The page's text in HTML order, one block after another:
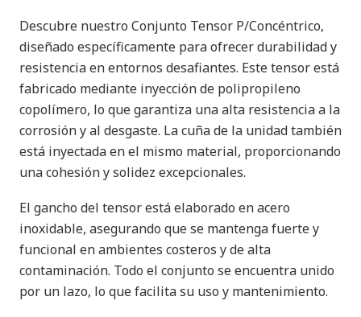
Descubre nuestro Conjunto Tensor P/Concéntrico,
diseñado específicamente para ofrecer durabilidad y
resistencia en entornos desafiantes. Este tensor está
fabricado mediante inyección de polipropileno
copolímero, lo que garantiza una alta resistencia a la
corrosión y al desgaste. La cuña de la unidad también
está inyectada en el mismo material, proporcionando
una cohesión y solidez excepcionales.
El gancho del tensor está elaborado en acero
inoxidable, asegurando que se mantenga fuerte y
funcional en ambientes costeros y de alta
contaminación. Todo el conjunto se encuentra unido
por un lazo, lo que facilita su uso y mantenimiento.